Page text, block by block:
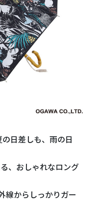
日差しも、雨の日
、おしゃれなロング
線からしっかりガー